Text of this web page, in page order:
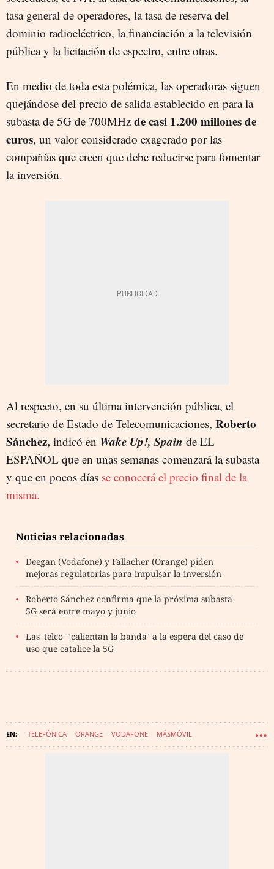
tasa general de operadores, la tasa de reserva del
dominio radioeléctrico, la financiación a la televisión
pública y la licitación de espectro, entre otras.
En medio de toda esta polémica, las operadoras siguen
quejándose del precio de salida establecido en para la
subasta de 5G de 700MHz de casi 1.200 millones de
euros, un valor considerado exagerado por las
compañías que creen que debe reducirse para fomentar
la inversión.
Al respecto, en su última intervención pública, el
secretario de Estado de Telecomunicaciones, Roberto
Sánchez, indicó en Wake Up!, Spain de EL
ESPAÑOL que en unas semanas comenzará la subasta
y que en pocos días se conocerá el precio final de la
misma.
Noticias relacionadas
Deegan (Vodafone) y Fallacher (Orange) piden
mejoras regulatorias para impulsar la inversión
Roberto Sánchez confirma que la próxima subasta
5G será entre mayo y junio
Las 'telco' "calientan la banda" a la espera del caso de
uso que catalice la 5G
TELEFÓNICA ORANGE VODAFONE MÁSMÓVIL